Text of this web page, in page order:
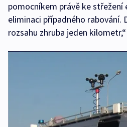
pomocníkem právě ke střežení
eliminaci případného rabování.
rozsahu zhruba jeden